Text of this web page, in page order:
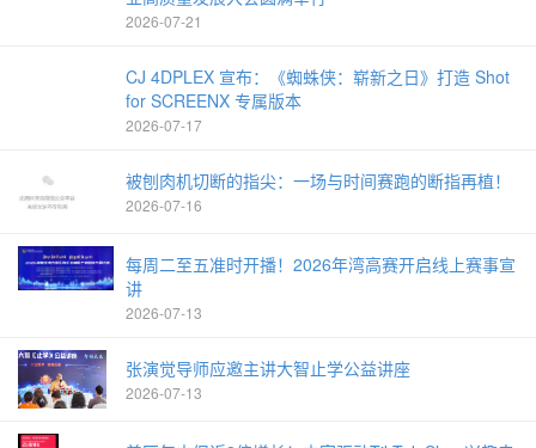
2026-07-21
CJ 4DPLEX 宣布：《蜘蛛侠：崭新之日》打造 Shot
for SCREENX 专属版本
2026-07-17
被刨肉机切断的指尖：一场与时间赛跑的断指再植！
2026-07-16
每周二至五准时开播！2026年湾高赛开启线上赛事宣
讲
2026-07-13
张演觉导师应邀主讲大智止学公益讲座
2026-07-13